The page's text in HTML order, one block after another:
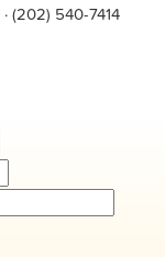
· (202) 540-7414